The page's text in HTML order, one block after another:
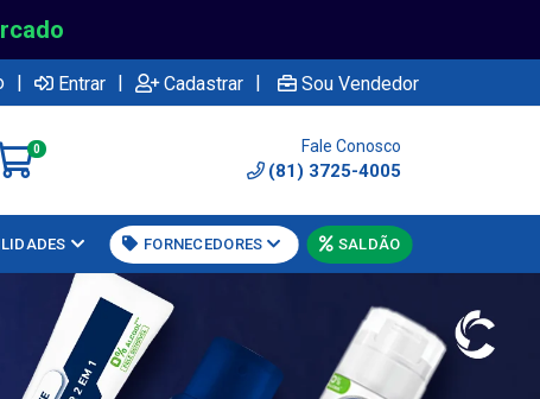
| Entrar | Cadastrar | Sou Vendedor
0 Fale Conosco
(81) 3725-4005
FORNECEDORES SALDÃO